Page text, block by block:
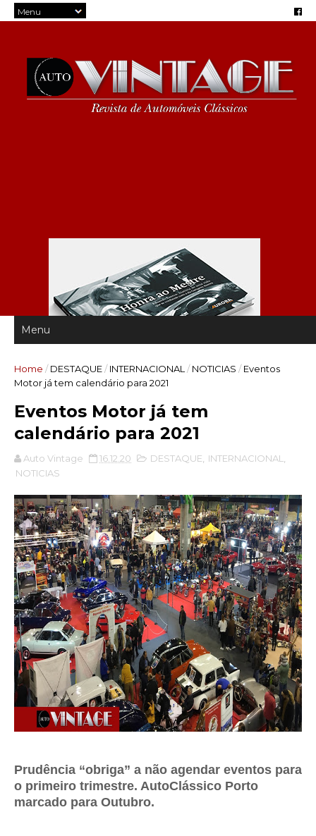
Home / DESTAQUE/ INTERNACIONAL / NOTICIAS / Eventos
Motor já tem calendário para 2021
Eventos Motor já tem
calendário para 2021
Auto Vintage 16.12.20 DESTAQUE INTERNACIONAL
NOTICIAS
Prudência “obriga” a não agendar eventos para
o primeiro trimestre. AutoClássico Porto
marcado para Outubro.